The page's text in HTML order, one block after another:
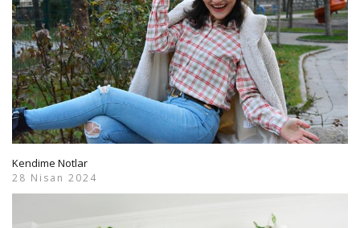
Kendime Notlar
28 Nisan 2024